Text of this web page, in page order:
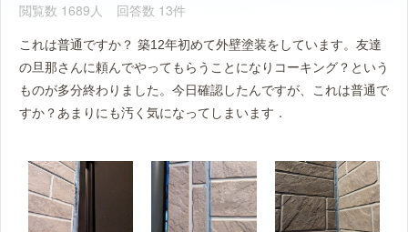
閲覧数 1689人 回答数 13件
これは普通ですか？ 築12年初めて外壁塗装をしています。友達
の旦那さんに頼んでやってもらうことになりコーキング？という
ものが多分終わりました。今日確認したんですが、これは普通で
すか？あまりにも汚く気になってしまいます．